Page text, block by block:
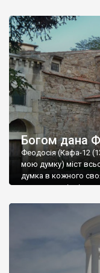
Богом дана
Феодосія (Кафа-12
мою думку) міст
думка в кожного
запрошую відвідати